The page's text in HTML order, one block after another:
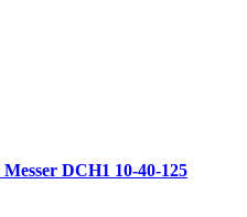
Messer DCH1 10-40-125